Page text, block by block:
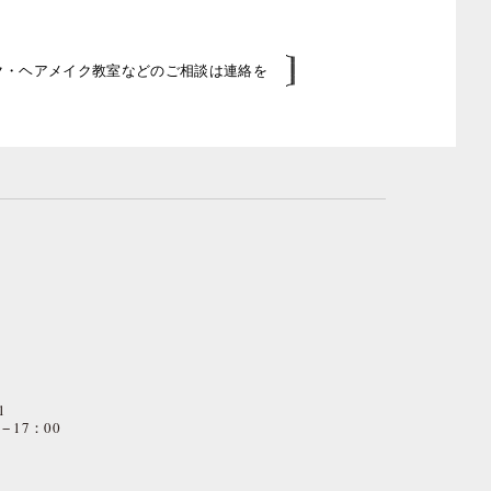
ヘアメイク教室などのご相談は連絡を
17：00